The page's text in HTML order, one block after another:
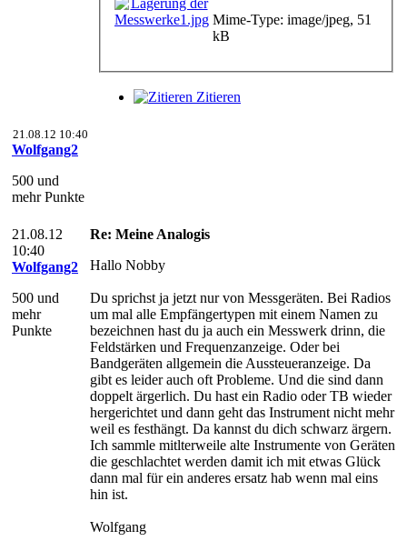
Mime-Type: image/jpeg, 51
kB
Zitieren
21.08.12 10:40
Wolfgang2
500 und
mehr Punkte
21.08.12
10:40
Wolfgang2
500 und
mehr
Punkte
Re: Meine Analogis
Hallo Nobby
Du sprichst ja jetzt nur von Messgeräten. Bei Radios
um mal alle Empfängertypen mit einem Namen zu
bezeichnen hast du ja auch ein Messwerk drinn, die
Feldstärken und Frequenzanzeige. Oder bei
Bandgeräten allgemein die Aussteueranzeige. Da
gibt es leider auch oft Probleme. Und die sind dann
doppelt ärgerlich. Du hast ein Radio oder TB wieder
hergerichtet und dann geht das Instrument nicht mehr
weil es festhängt. Da kannst du dich schwarz ärgern.
Ich sammle mitlterweile alte Instrumente von Geräten
die geschlachtet werden damit ich mit etwas Glück
dann mal für ein anderes ersatz hab wenn mal eins
hin ist.
Wolfgang